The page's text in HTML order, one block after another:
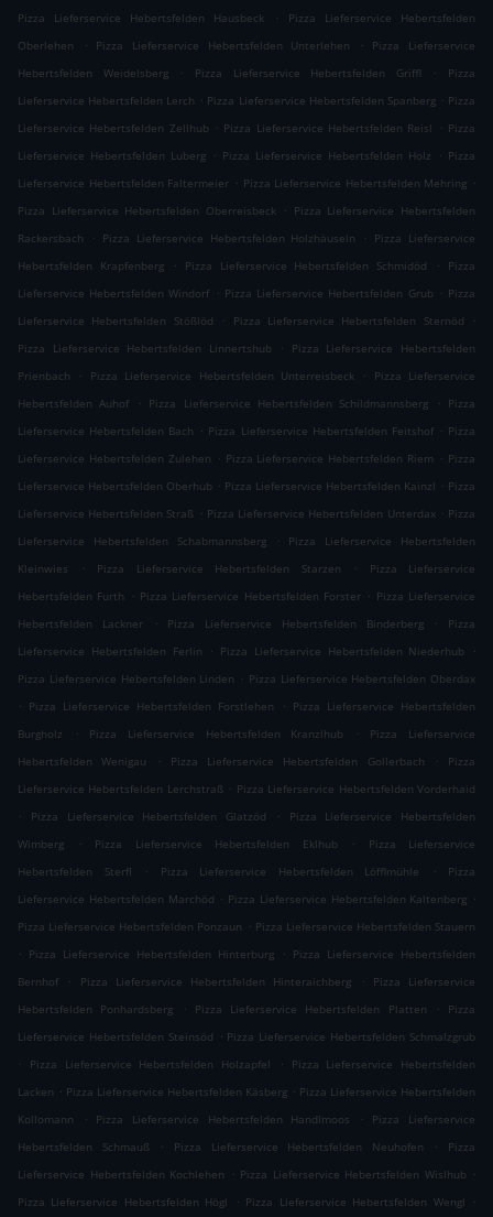
Pizza Lieferservice Hebertsfelden Hausbeck
.
Pizza Lieferservice Hebertsfelden
Oberlehen
. Pizza Lieferservice Hebertsfelden Unterlehen .
Pizza Lieferservice
Hebertsfelden Weidelsberg
. Pizza Lieferservice Hebertsfelden Griffl .
Pizza
Lieferservice Hebertsfelden Lerch . Pizza Lieferservice Hebertsfelden Spanberg . Pizza
Lieferservice Hebertsfelden Zellhub . Pizza Lieferservice Hebertsfelden Reisl . Pizza
Lieferservice Hebertsfelden Luberg . Pizza Lieferservice Hebertsfelden Holz . Pizza
Lieferservice Hebertsfelden Faltermeier . Pizza Lieferservice Hebertsfelden Mehring .
Pizza Lieferservice Hebertsfelden Oberreisbeck . Pizza Lieferservice Hebertsfelden
Rackersbach
. Pizza Lieferservice Hebertsfelden Holzhäuseln . Pizza Lieferservice
Hebertsfelden Krapfenberg
. Pizza Lieferservice Hebertsfelden Schmidöd .
Pizza
Lieferservice Hebertsfelden Windorf . Pizza Lieferservice Hebertsfelden Grub . Pizza
Lieferservice Hebertsfelden Stößlöd
. Pizza Lieferservice Hebertsfelden Sternöd
.
Pizza Lieferservice Hebertsfelden Linnertshub
.
Pizza Lieferservice Hebertsfelden
Prienbach
. Pizza Lieferservice Hebertsfelden Unterreisbeck .
Pizza Lieferservice
Hebertsfelden Auhof
. Pizza Lieferservice Hebertsfelden Schildmannsberg . Pizza
Lieferservice Hebertsfelden Bach . Pizza Lieferservice Hebertsfelden Feitshof . Pizza
Lieferservice Hebertsfelden Zulehen . Pizza Lieferservice Hebertsfelden Riem . Pizza
Lieferservice Hebertsfelden Oberhub . Pizza Lieferservice Hebertsfelden Kainzl . Pizza
Lieferservice Hebertsfelden Straß . Pizza Lieferservice Hebertsfelden Unterdax . Pizza
Lieferservice Hebertsfelden Schabmannsberg
.
Pizza Lieferservice Hebertsfelden
Kleinwies
. Pizza Lieferservice Hebertsfelden Starzen .
Pizza Lieferservice
Hebertsfelden Furth
. Pizza Lieferservice Hebertsfelden Forster . Pizza Lieferservice
Hebertsfelden Lackner
. Pizza Lieferservice Hebertsfelden Binderberg .
Pizza
Lieferservice Hebertsfelden Ferlin
. Pizza Lieferservice Hebertsfelden Niederhub
.
Pizza Lieferservice Hebertsfelden Linden . Pizza Lieferservice Hebertsfelden Oberdax
. Pizza Lieferservice Hebertsfelden Forstlehen . Pizza Lieferservice Hebertsfelden
Burgholz
. Pizza Lieferservice Hebertsfelden Kranzlhub .
Pizza Lieferservice
Hebertsfelden Wenigau
. Pizza Lieferservice Hebertsfelden Gollerbach .
Pizza
Lieferservice Hebertsfelden Lerchstraß . Pizza Lieferservice Hebertsfelden Vorderhaid
.
Pizza Lieferservice Hebertsfelden Glatzöd .
Pizza Lieferservice Hebertsfelden
Wimberg
. Pizza Lieferservice Hebertsfelden Eklhub .
Pizza Lieferservice
Hebertsfelden Sterfl
. Pizza Lieferservice Hebertsfelden Löfflmühle .
Pizza
Lieferservice Hebertsfelden Marchöd . Pizza Lieferservice Hebertsfelden Kaltenberg .
Pizza Lieferservice Hebertsfelden Ponzaun . Pizza Lieferservice Hebertsfelden Stauern
. Pizza Lieferservice Hebertsfelden Hinterburg . Pizza Lieferservice Hebertsfelden
Bernhof
. Pizza Lieferservice Hebertsfelden Hinteraichberg .
Pizza Lieferservice
Hebertsfelden Ponhardsberg
. Pizza Lieferservice Hebertsfelden Platten .
Pizza
Lieferservice Hebertsfelden Steinsöd . Pizza Lieferservice Hebertsfelden Schmalzgrub
.
Pizza Lieferservice Hebertsfelden Holzapfel .
Pizza Lieferservice Hebertsfelden
Lacken . Pizza Lieferservice Hebertsfelden Käsberg . Pizza Lieferservice Hebertsfelden
Kollomann
. Pizza Lieferservice Hebertsfelden Handlmoos .
Pizza Lieferservice
Hebertsfelden Schmauß
. Pizza Lieferservice Hebertsfelden Neuhofen .
Pizza
Lieferservice Hebertsfelden Kochlehen
. Pizza Lieferservice Hebertsfelden Wislhub .
Pizza Lieferservice Hebertsfelden Högl
. Pizza Lieferservice Hebertsfelden Wengl
.